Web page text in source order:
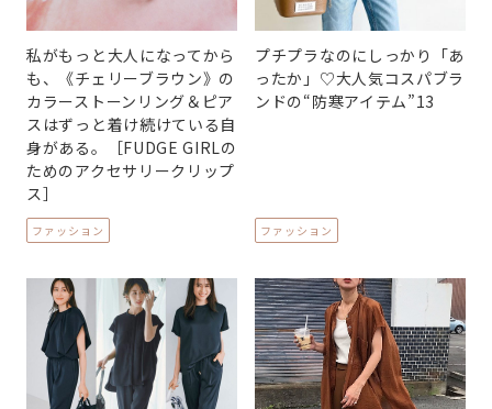
私がもっと大人になってから
も、《チェリーブラウン》の
カラーストーンリング＆ピア
スはずっと着け続けている自
身がある。［FUDGE GIRLの
ためのアクセサリークリップ
ス］
ファッション
プチプラなのにしっかり「あ
ったか」♡大人気コスパブラ
ンドの“防寒アイテム”13
ファッション